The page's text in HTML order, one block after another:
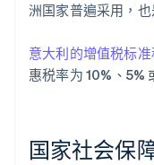
洲国家普遍采用，
意大利的增值税标
惠税率为 10%、5%
国家社会保